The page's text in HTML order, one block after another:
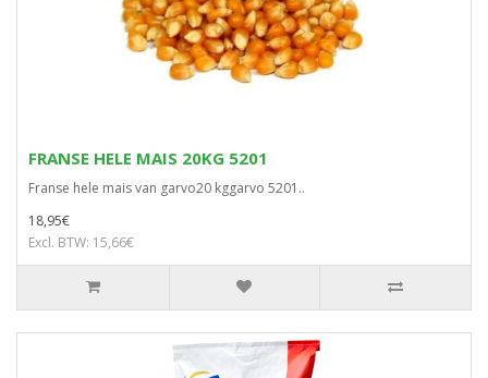
FRANSE HELE MAIS 20KG 5201
Franse hele mais van garvo20 kggarvo 5201..
18,95€
Excl. BTW: 15,66€